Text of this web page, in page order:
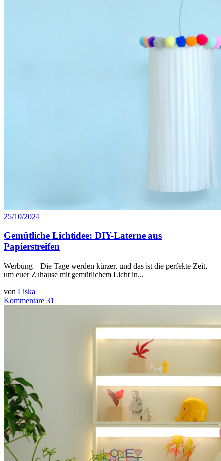
25/10/2024
Gemütliche Lichtidee: DIY-Laterne aus
Papierstreifen
Werbung – Die Tage werden kürzer, und das ist die perfekte Zeit,
um euer Zuhause mit gemütlichem Licht in...
von Liska
Kommentare 31